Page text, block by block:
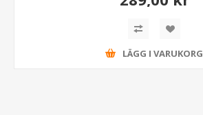
LÄGG I VARUKORG